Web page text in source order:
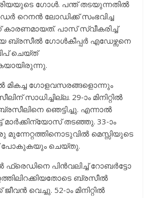
ഗോൾ. പന്ത് തടയുന്നതിൽ
റെനൻ ലോഡിക്ക് സംഭവിച്ച
കാരണമായത്. പാസ് സ്വീകരിച്ച്
ബ്രസീൽ ഗോൾകീപ്പർ എഡേഴ്സനെ
ചെയ്ത്
ഗോളവസരങ്ങളൊന്നും
സാധിച്ചില്ല. 29-ാം മിനിറ്റിൽ
ഞെട്ടിച്ചു. എന്നാൽ
മാർക്കിന്യോസ് തടഞ്ഞു. 33-ാം
മുന്നേറ്റത്തിനൊടുവിൽ മെസ്സിയുടെ
പോകുകയും ചെയ്തു.
ഫ്രെഡിനെ പിൻവലിച്ച് റോബർട്ടോ
ബ്രസീൽ
വെച്ചു. 52-ാം മിനിറ്റിൽ